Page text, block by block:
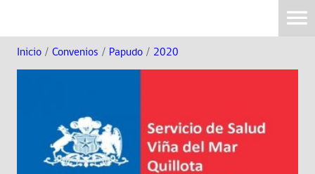
Inicio / Convenios / Papudo / 2020